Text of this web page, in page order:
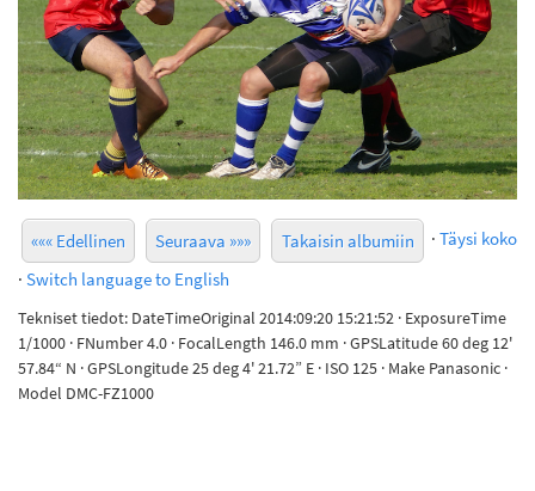
««« Edellinen Seuraava »»» Takaisin albumiin · Täysi koko
· Switch language to English
Tekniset tiedot: DateTimeOriginal 2014:09:20 15:21:52 · ExposureTime
1/1000 · FNumber 4.0 · FocalLength 146.0 mm · GPSLatitude 60 deg 12'
57.84“ N · GPSLongitude 25 deg 4' 21.72” E · ISO 125 · Make Panasonic ·
Model DMC-FZ1000